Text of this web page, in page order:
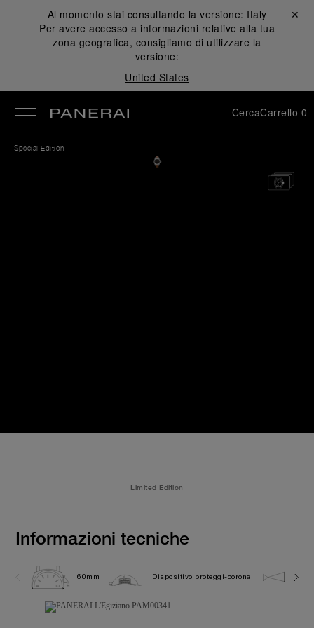
Al momento stai consultando la versione: Italy
Per avere accesso a informazioni relative alla tua
zona geografica, consigliamo di utilizzare la
versione:
United States
Chiudi ✕
CercaCarrello 0
Special Edition
Limited Edition
Informazioni tecniche
60mm Dispositivo proteggi-corona